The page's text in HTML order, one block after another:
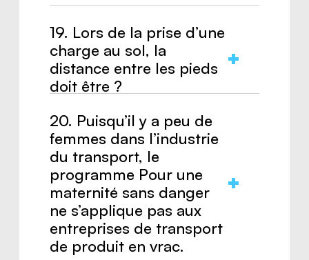
19. Lors de la prise d’une
charge au sol, la
distance entre les pieds
doit être ?
Réponse :Environ la même largeur
que les épaules.
20. Puisqu’il y a peu de
femmes dans l’industrie
du transport, le
programme Pour une
maternité sans danger
ne s’applique pas aux
entreprises de transport
de produit en vrac.